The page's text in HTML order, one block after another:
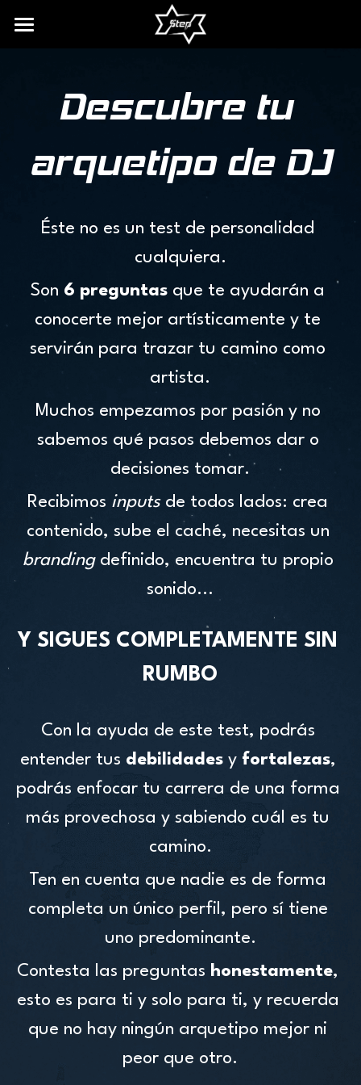
SERVICIOS DE DJ
FREE DOWNLOAD
ARQUETIPOS DE DJ
Descubre tu
arquetipo de DJ
Éste no es un test de personalidad
cualquiera.
Son 6 preguntas que te ayudarán a
conocerte mejor artísticamente y te
servirán para trazar tu camino como
artista.
Muchos empezamos por pasión y no
sabemos qué pasos debemos dar o
decisiones tomar.
Recibimos inputs de todos lados: crea
branding definido, encuentra tu propio
sonido...
Y SIGUES COMPLETAMENTE SIN
RUMBO
Con la ayuda de este test, podrás
entender tus debilidades y fortalezas,
podrás enfocar tu carrera de una forma
más provechosa y sabiendo cuál es tu
camino.
Ten en cuenta que nadie es de forma
completa un único perfil, pero sí tiene
uno predominante.
Contesta las preguntas honestamente,
esto es para ti y solo para ti, y recuerda
que no hay ningún arquetipo mejor ni
peor que otro.